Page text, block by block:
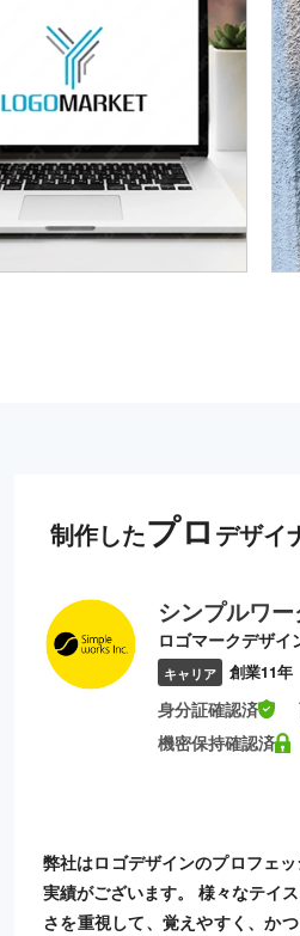
制作したプロ デザイ
シンプルワ
ロゴマークデザイ
キャリア 創業11年
身分証確認済
機密保持確認済
弊社はロゴデザインのプロフェ
実績がございます。 様々なテイ
さを重視して、覚えやすく、か